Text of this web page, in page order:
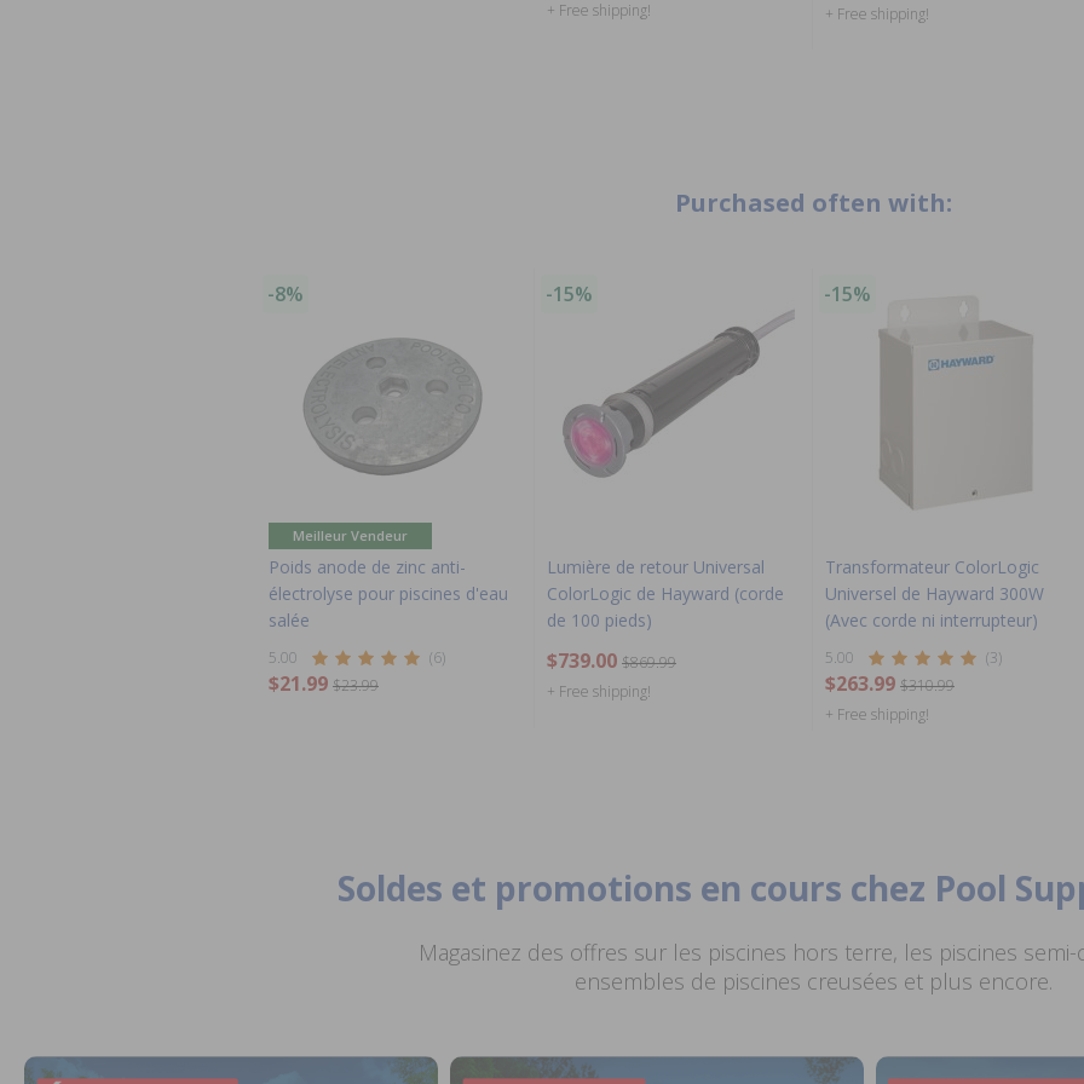
+ Free shipping! + Free shipping!
Purchased often with:
-8%
Meilleur Vendeur
Poids anode de zinc anti-
électrolyse pour piscines d'eau
salée
5.00 (6)
$21.99 $23.99
-15%
Lumière de retour Universal
ColorLogic de Hayward (corde
de 100 pieds)
$739.00 $869.99
+ Free shipping!
-15%
Transformateur ColorLogic
Universel de Hayward 300W
(Avec corde ni interrupteur)
5.00 (3)
$263.99 $310.99
+ Free shipping!
Soldes et promotions en cours chez Pool
Magasinez des offres sur les piscines hors terre, les piscines
ensembles de piscines creusées et plus encore.